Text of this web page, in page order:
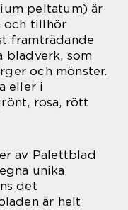
peltatum) är
och tillhör
framträdande
bladverk, som
och mönster.
eller i
rosa, rött
av Palettblad
unika
det
är helt